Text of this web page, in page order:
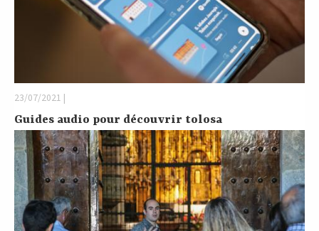
23/07/2021 |
Guides audio pour découvrir tolosa